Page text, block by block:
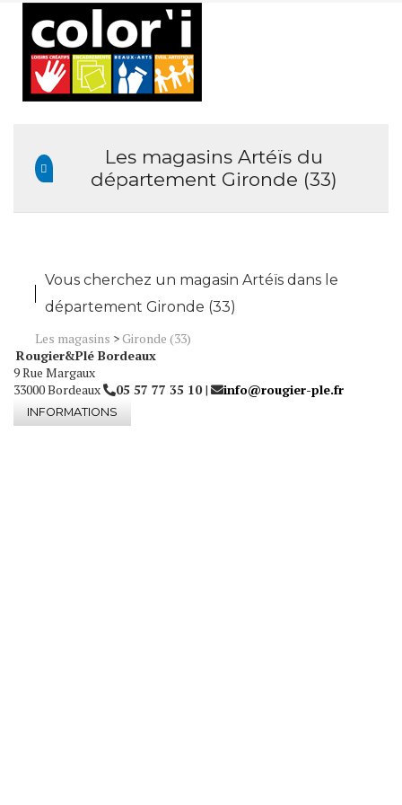
Les magasins Artéïs du
département Gironde (33)
Vous cherchez un magasin Artéïs dans le
département Gironde (33)
Les magasins >Gironde (33)
Rougier&Plé Bordeaux
9 Rue Margaux
33000 Bordeaux
05 57 77 35 10 | info@rougier-ple.fr
INFORMATIONS